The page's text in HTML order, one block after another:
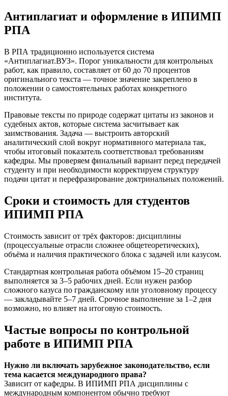
Антиплагиат и оформление в ИПИМП
РПА
В РПА традиционно используется система
«Антиплагиат.ВУЗ». Порог уникальности для контрольных
работ, как правило, составляет от 60 до 70 процентов
оригинального текста — точное значение закреплено в
положении о самостоятельных работах конкретного
института.
Правовые тексты по природе содержат цитаты из законов и
судебных актов, которые система засчитывает как
заимствования. Задача — выстроить авторский
аналитический слой вокруг нормативного материала так,
чтобы итоговый показатель соответствовал требованиям
кафедры. Мы проверяем финальный вариант перед передачей
студенту и при необходимости корректируем структуру
подачи цитат и перефразирование доктринальных положений.
Сроки и стоимость для студентов
ИПИМП РПА
Стоимость зависит от трёх факторов: дисциплины
(процессуальные отрасли сложнее общетеоретических),
объёма и наличия практического блока с задачей или казусом.
Стандартная контрольная работа объёмом 15–20 страниц
выполняется за 3–5 рабочих дней. Если нужен разбор
сложного казуса по гражданскому или уголовному процессу
— закладывайте 5–7 дней. Срочное выполнение за 1–2 дня
возможно, но влияет на итоговую стоимость.
Частые вопросы по контрольной
работе в ИПИМП РПА
Нужно ли включать зарубежное законодательство, если
тема касается международного права?
Зависит от кафедры. В ИПИМП РПА дисциплины с
международным компонентом обычно требуют